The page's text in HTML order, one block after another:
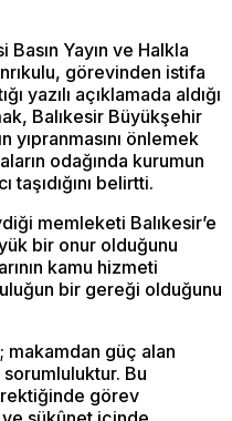
Yayın ve Halkla
görevinden istifa
yazılı açıklamada aldığı
Balıkesir Büyükşehir
yıpranmasını önlemek
odağında kurumun
taşıdığını belirtti.
memleketi Balıkesir’e
bir onur olduğunu
kamu hizmeti
bir gereği olduğunu
makamdan güç alan
Bu
görev